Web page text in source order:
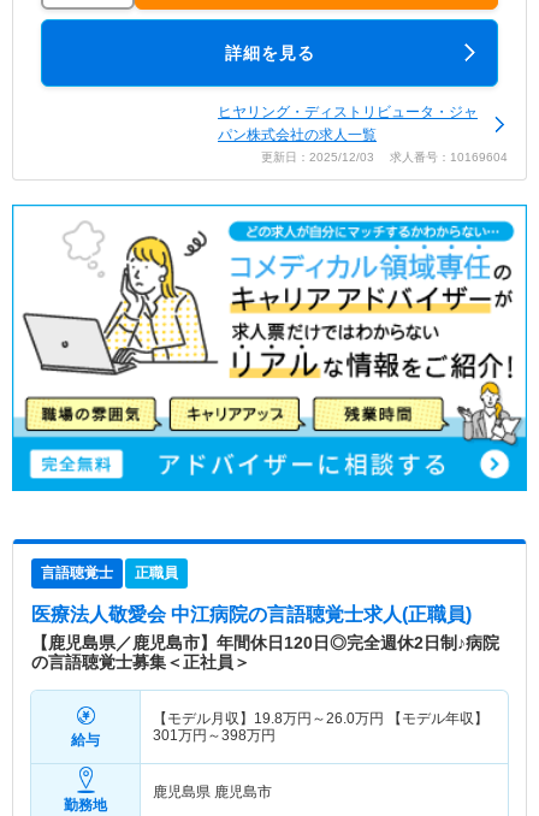
詳細を見る
ヒヤリング・ディストリビュータ・ジャ
パン株式会社の求人一覧
更新日：2025/12/03 求人番号：10169604
言語聴覚士 正職員
医療法人敬愛会 中江病院の言語聴覚士求人(正職員)
【鹿児島県／鹿児島市】年間休日120日◎完全週休2日制♪病院
の言語聴覚士募集＜正社員＞
給与
【モデル月収】 19.8万円～26.0万円
【モデル年収】
301万円～398万円
勤務地
鹿児島県 鹿児島市